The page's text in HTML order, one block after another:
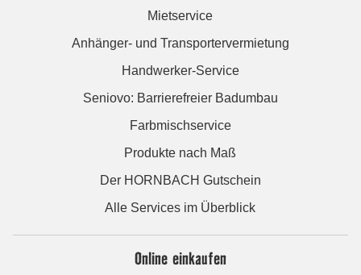
Mietservice
Anhänger- und Transportervermietung
Handwerker-Service
Seniovo: Barrierefreier Badumbau
Farbmischservice
Produkte nach Maß
Der HORNBACH Gutschein
Alle Services im Überblick
Online einkaufen